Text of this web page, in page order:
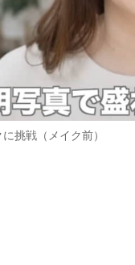
挑戦（メイク前）